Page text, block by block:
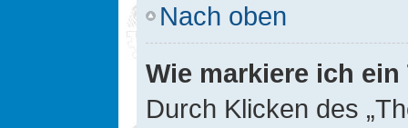
Nach oben
Wie markiere ich
Durch Klicken des